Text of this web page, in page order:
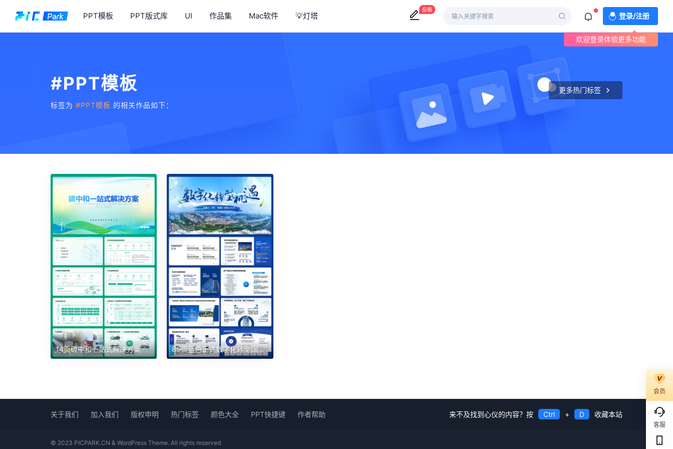
PPT模板 PPT版式库 UI 作品集 Mac软件 💡灯塔
投稿
登录/注册
欢迎登录体验更多功能
#PPT模板
标签为 #PPT模板 的相关作品如下：
更多热门标签
14页碳中和一站式解决方案 85页蓝色正式数字化转型国企事业单位建设发展计划高端汇报PPT模板
关于我们 加入我们 版权申明 热门标签 颜色大全 PPT快捷键 作者帮助 来不及找到心仪的内容？按 Ctrl + D 收藏本站
会员
客服
© 2023 PICPARK.CN & WordPress Theme. All rights reserved